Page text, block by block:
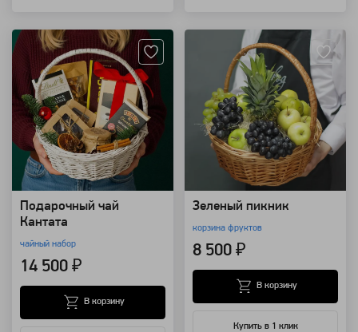
Подарочный чай
Кантата
чайный набор
14 500 ₽
В корзину
Зеленый пикник
корзина фруктов
8 500 ₽
Купить в 1 клик
В корзину